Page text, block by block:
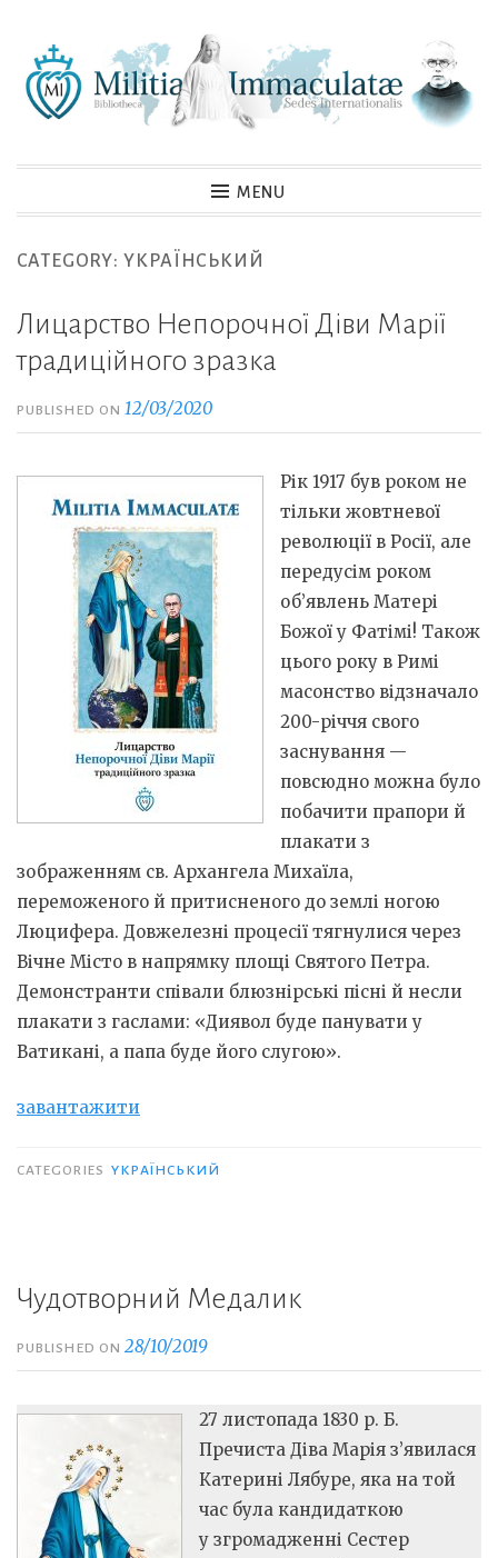
content
MENU
CATEGORY:YКРАЇНСЬКИЙ
Лицарство Непорочної Діви Марії
традиційного зразка
PUBLISHED ON12/03/2020
Рік 1917 був роком не
тільки жовтневої
революції в Росії, але
передусім роком
об’явлень Матері
Божої у Фатімі! Також
цього року в Римі
масонство відзначало
200-річчя свого
заснування —
повсюдно можна було
побачити прапори й
плакати з
зображенням св. Архангела Михаїла,
переможеного й притисненого до землі ногою
Люцифера. Довжелезні процесії тягнулися через
Вічне Місто в напрямку площі Святого Петра.
Демонстранти співали блюзнірські пісні й несли
плакати з гаслами: «Диявол буде панувати у
Ватикані, а папа буде його слугою».
завантажити
CATEGORIES YКРАЇНСЬКИЙ
Чудотворний Медалик
PUBLISHED ON28/10/2019
27 листопада 1830 р. Б.
Пречиста Діва Марія з’явилася
Катерині Лябуре, яка на той
час була кандидаткою
у згромадженні Сестер